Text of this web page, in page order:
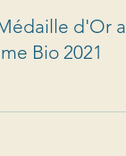
d'Or au